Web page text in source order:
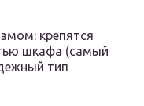
крепятся
шкафа (самый
тип